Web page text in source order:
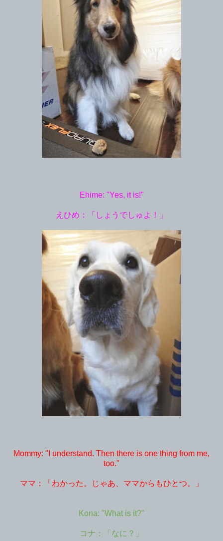
Ehime: "Yes, it is!"
えひめ：「しょうでしゅよ！」
Mommy: "I understand. Then there is one thing from me,
too."
ママ：「わかった。じゃあ、ママからもひとつ。」
Kona: "What is it?"
コナ：「なに？」